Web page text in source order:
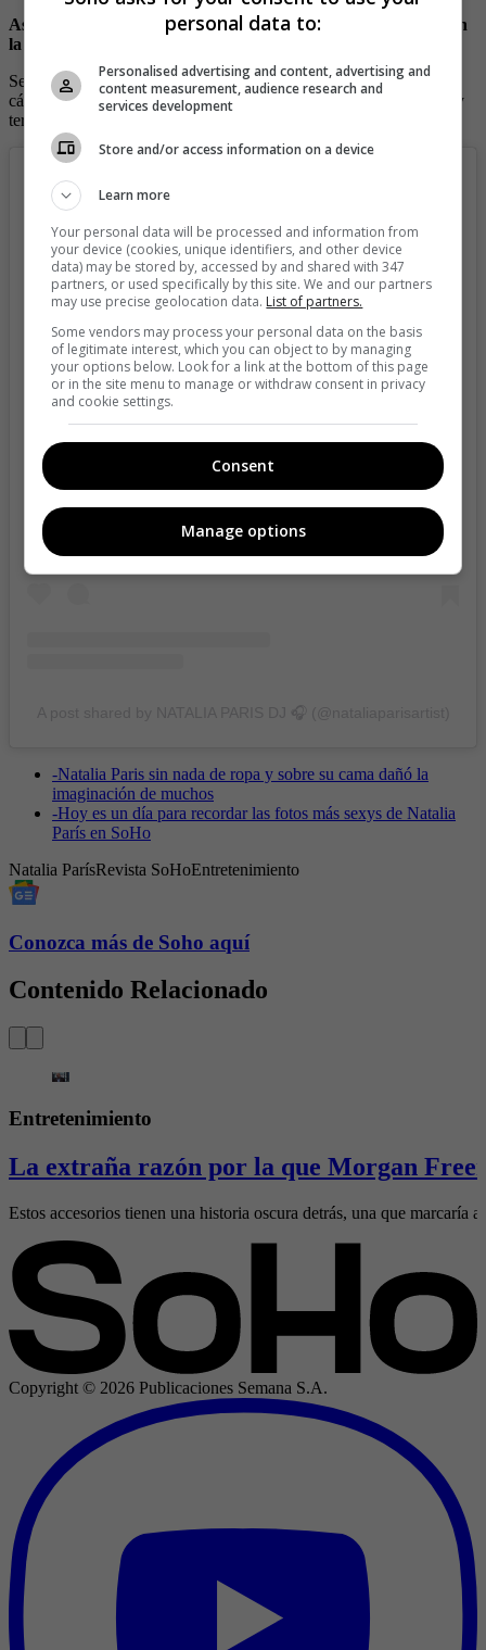
Así lo dejó en evidencia la vez que publicó una atrevida foto en
la que casi lo termina mostrando casi todo.
Se trata de una imagen, para la que Natalia Parísposó ante la
cámara en traje de baño, con una bata, pero este justo se le corrió y
terminó mostrando gran parte de sus pechos.
View this post on Instagram
-Natalia Paris sin nada de ropa y sobre su cama dañó la
imaginación de muchos
-Hoy es un día para recordar las fotos más sexys de Natalia
París en SoHo
Natalia ParísRevista SoHoEntretenimiento
Conozca más de Soho aquí
Contenido Relacionado
Entretenimiento
La extraña razón por la que Morgan
Estos accesorios tienen una historia oscura detrás, una que marcaría
Copyright © 2026 Publicaciones Semana S.A.
personal data to:
Personalised advertising and content, advertising and
content measurement, audience research and
services development
Store and/or access information on a device
Learn more
Your personal data will be processed and information from
your device (cookies, unique identifiers, and other device
data) may be stored by, accessed by and shared with 347
partners, or used specifically by this site. We and our partners
may use precise geolocation data. List of partners.
Some vendors may process your personal data on the basis
of legitimate interest, which you can object to by managing
your options below. Look for a link at the bottom of this page
or in the site menu to manage or withdraw consent in privacy
and cookie settings.
Consent
Manage options